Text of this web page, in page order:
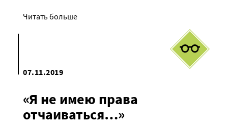
Читать больше
07.11.2019
«Я не имею права
отчаиваться…»